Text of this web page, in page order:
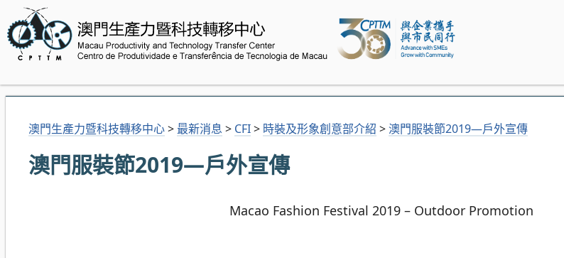
澳門生產力暨科技轉移中心> 最新消息 > CFI> 時裝及形象創意部介紹 > 澳門服裝節2019—戶外宣傳
澳門服裝節2019—戶外宣傳
Macao Fashion Festival 2019 – Outdoor Promotion